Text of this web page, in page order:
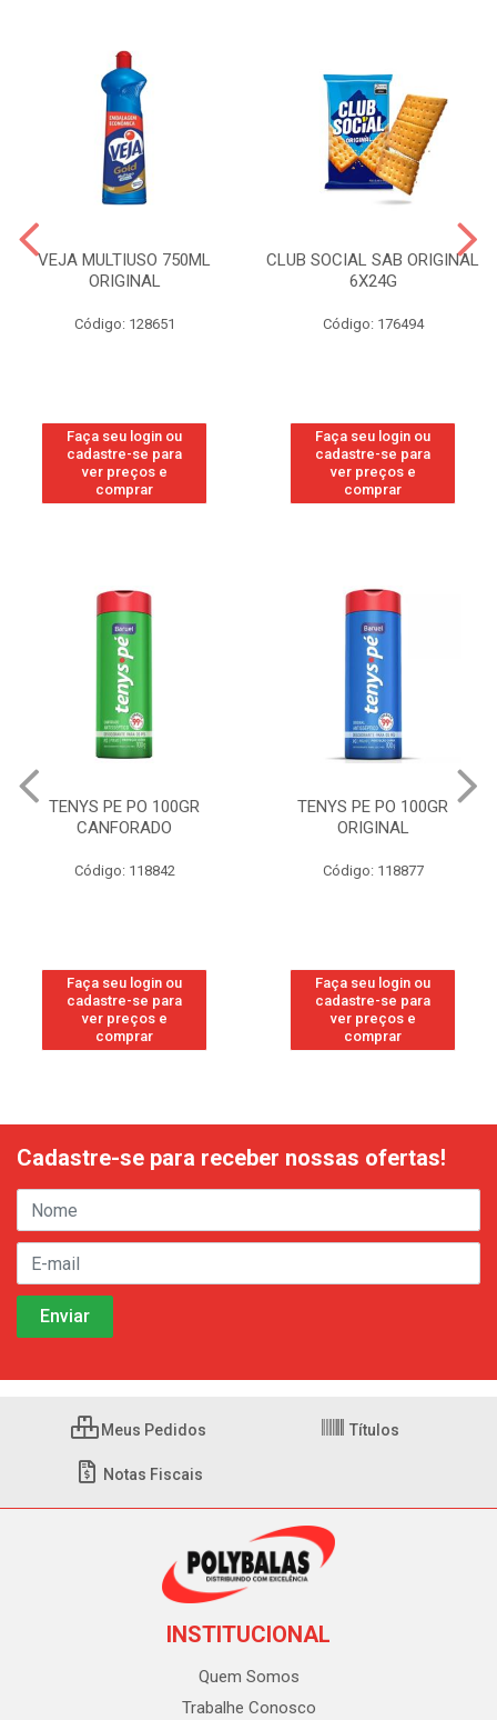
VEJA MULTIUSO 750ML
ORIGINAL
Código: 128651
Faça seu login ou
cadastre-se para
ver preços e
comprar
CLUB SOCIAL SAB ORIGINAL
6X24G
Código: 176494
Faça seu login ou
cadastre-se para
ver preços e
comprar
TENYS PE PO 100GR
CANFORADO
Código: 118842
Faça seu login ou
cadastre-se para
ver preços e
comprar
TENYS PE PO 100GR
ORIGINAL
Código: 118877
Faça seu login ou
cadastre-se para
ver preços e
comprar
Cadastre-se para receber nossas ofertas!
Meus Pedidos Títulos
Notas Fiscais
INSTITUCIONAL
Quem Somos
Trabalhe Conosco